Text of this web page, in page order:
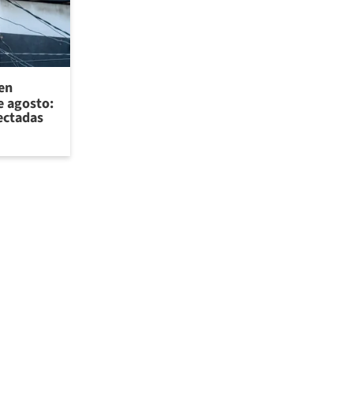
agosto: